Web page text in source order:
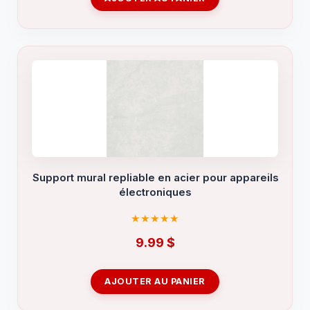
Support mural repliable en acier pour appareils
électroniques
9.99 $
AJOUTER AU PANIER